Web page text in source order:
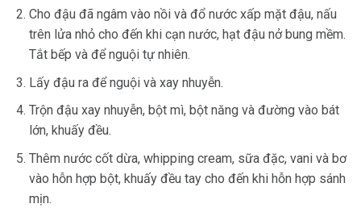
Cho đậu đã ngâm vào nồi và đổ nước xấp mặt đậu, nấu
trên lửa nhỏ cho đến khi cạn nước, hạt đậu nở bung mềm.
Tắt bếp và để nguội tự nhiên.
Lấy đậu ra để nguội và xay nhuyễn.
Trộn đậu xay nhuyễn, bột mì, bột năng và đường vào bát
lớn, khuấy đều.
Thêm nước cốt dừa, whipping cream, sữa đặc, vani và bơ
vào hỗn hợp bột, khuấy đều tay cho đến khi hỗn hợp sánh
mịn.